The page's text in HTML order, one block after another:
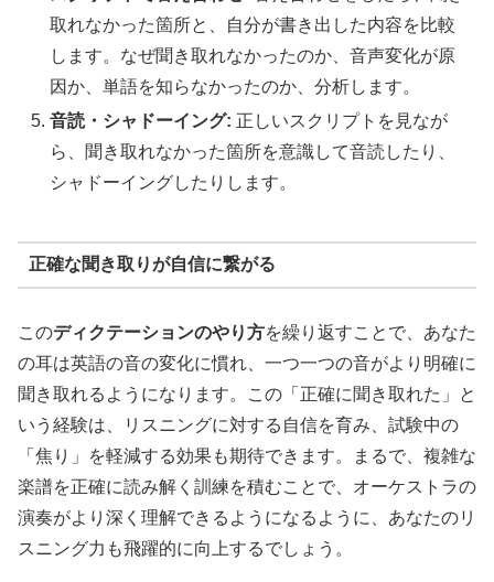
取れなかった箇所と、自分が書き出した内容を比較
します。なぜ聞き取れなかったのか、音声変化が原
因か、単語を知らなかったのか、分析します。
音読・シャドーイング: 正しいスクリプトを見なが
ら、聞き取れなかった箇所を意識して音読したり、
シャドーイングしたりします。
正確な聞き取りが自信に繋がる
このディクテーションのやり方を繰り返すことで、あなた
の耳は英語の音の変化に慣れ、一つ一つの音がより明確に
聞き取れるようになります。この「正確に聞き取れた」と
いう経験は、リスニングに対する自信を育み、試験中の
「焦り」を軽減する効果も期待できます。まるで、複雑な
楽譜を正確に読み解く訓練を積むことで、オーケストラの
演奏がより深く理解できるようになるように、あなたのリ
スニング力も飛躍的に向上するでしょう。